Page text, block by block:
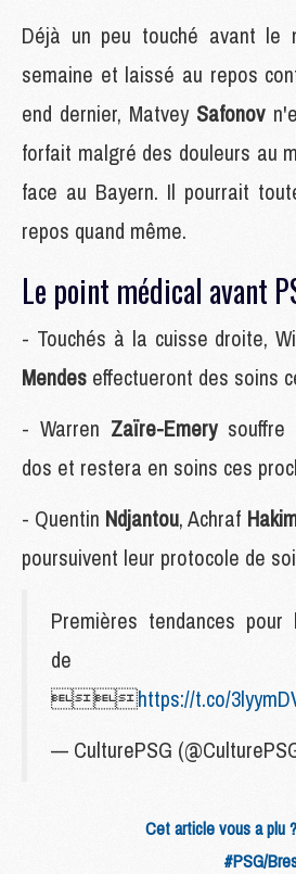
Déjà un peu touché avant le
semaine et laissé au repos
end dernier, Matvey Safonov
forfait malgré des douleurs au
face au Bayern. Il pourrait
repos quand même.
Le point médical avant
- Touchés à la cuisse droite,
Mendes effectueront des soins
- Warren Zaïre-Emery souffre
dos et restera en soins ces
- Quentin Ndjantou, Achraf
poursuivent leur protocole de
Premières tendances pour
https://t.co/
— CulturePSG
Cet article vous a plu
#PSG/